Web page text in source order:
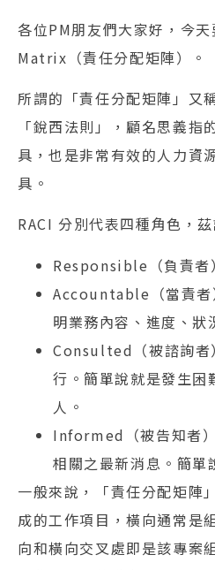
各位PM朋友們大家好，今
Matrix（責任分配矩陣）。
所謂的「責任分配矩陣」又
「銳西法則」，顧名思義指
具，也是非常有效的人力資
具。
RACI 分別代表四種角色，茲
Responsible（負責者
Accountable（當責者
明業務內容、進度、狀
Consulted（被諮詢者
行。簡單說就是發生困
人。
Informed（被告知者
相關之最新消息。簡單
一般來說，「責任分配矩陣
成的工作項目，橫向通常是
向和橫向交叉處即是該專案